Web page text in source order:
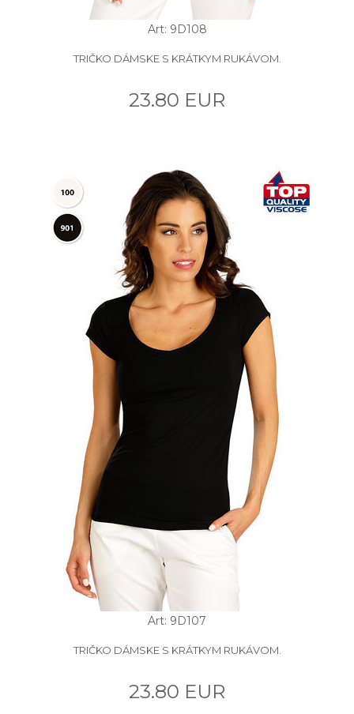
Art: 9D108
TRIČKO DÁMSKE S KRÁTKYM RUKÁVOM.
23.80 EUR
Art: 9D107
TRIČKO DÁMSKE S KRÁTKYM RUKÁVOM.
23.80 EUR